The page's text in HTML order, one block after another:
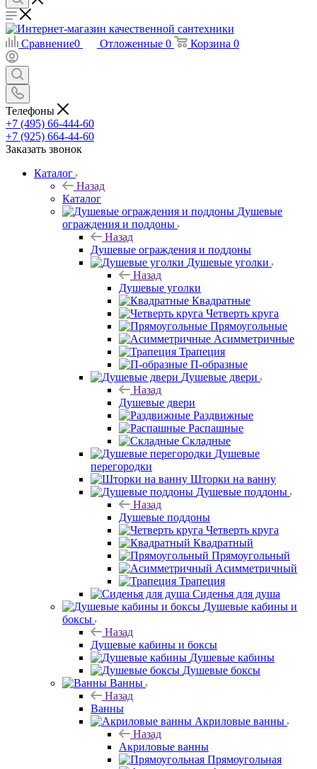
Сравнение0 Отложенные 0 Корзина 0
Телефоны
+7 (495) 66-444-60
+7 (925) 664-44-60
Заказать звонок
Каталог
Назад
Каталог
Душевые
ограждения и поддоны
Назад
Душевые ограждения и поддоны
Душевые уголки
Назад
Душевые уголки
Квадратные
Четверть круга
Прямоугольные
Асимметричные
Трапеция
П-образные
Душевые двери
Назад
Душевые двери
Раздвижные
Распашные
Складные
Душевые
перегородки
Шторки на ванну
Душевые поддоны
Назад
Душевые поддоны
Четверть круга
Квадратный
Прямоугольный
Асимметричный
Трапеция
Сиденья для душа
Душевые кабины и
боксы
Назад
Душевые кабины и боксы
Душевые кабины
Душевые боксы
Ванны
Назад
Ванны
Акриловые ванны
Назад
Акриловые ванны
Прямоугольная